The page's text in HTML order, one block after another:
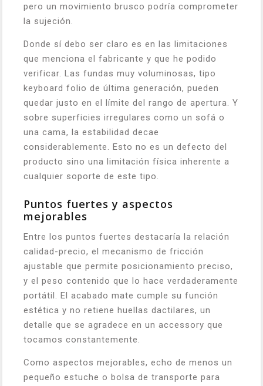
pero un movimiento brusco podría comprometer
la sujeción.
Donde sí debo ser claro es en las limitaciones
que menciona el fabricante y que he podido
verificar. Las fundas muy voluminosas, tipo
keyboard folio de última generación, pueden
quedar justo en el límite del rango de apertura. Y
sobre superficies irregulares como un sofá o
una cama, la estabilidad decae
considerablemente. Esto no es un defecto del
producto sino una limitación física inherente a
cualquier soporte de este tipo.
Puntos fuertes y aspectos
mejorables
Entre los puntos fuertes destacaría la relación
calidad-precio, el mecanismo de fricción
ajustable que permite posicionamiento preciso,
y el peso contenido que lo hace verdaderamente
portátil. El acabado mate cumple su función
estética y no retiene huellas dactilares, un
detalle que se agradece en un accessory que
tocamos constantemente.
Como aspectos mejorables, echo de menos un
pequeño estuche o bolsa de transporte para